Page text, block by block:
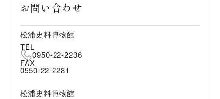
お問い合わせ
松浦史料博物館
TEL
0950-22-2236
FAX
0950-22-2281
松浦史料博物館